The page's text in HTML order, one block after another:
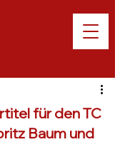
für den TC
Baum und